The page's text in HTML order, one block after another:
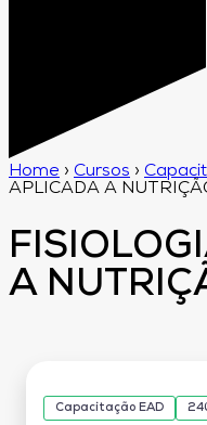
Home › Cursos ›
APLICADA A
A
Capacitação EAD